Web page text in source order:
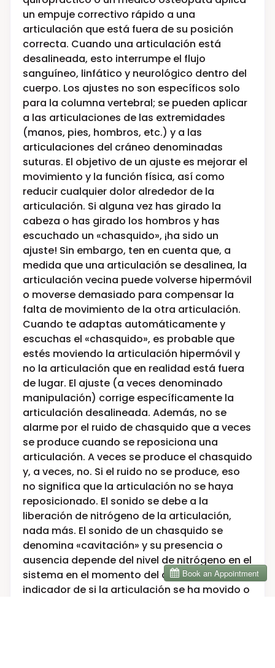
un empuje correctivo rápido a una
articulación que está fuera de su posición
correcta. Cuando una articulación está
desalineada, esto interrumpe el flujo
sanguíneo, linfático y neurológico dentro del
cuerpo. Los ajustes no son específicos solo
para la columna vertebral; se pueden aplicar
a las articulaciones de las extremidades
(manos, pies, hombros, etc.) y a las
articulaciones del cráneo denominadas
suturas. El objetivo de un ajuste es mejorar el
movimiento y la función física, así como
reducir cualquier dolor alrededor de la
articulación. Si alguna vez has girado la
cabeza o has girado los hombros y has
escuchado un «chasquido», ¡ha sido un
ajuste! Sin embargo, ten en cuenta que, a
medida que una articulación se desalinea, la
articulación vecina puede volverse hipermóvil
o moverse demasiado para compensar la
falta de movimiento de la otra articulación.
Cuando te adaptas automáticamente y
escuchas el «chasquido», es probable que
estés moviendo la articulación hipermóvil y
no la articulación que en realidad está fuera
de lugar. El ajuste (a veces denominado
manipulación) corrige específicamente la
articulación desalineada. Además, no se
alarme por el ruido de chasquido que a veces
se produce cuando se reposiciona una
articulación. A veces se produce el chasquido
y, a veces, no. Si el ruido no se produce, eso
no significa que la articulación no se haya
reposicionado. El sonido se debe a la
liberación de nitrógeno de la articulación,
nada más. El sonido de un chasquido se
denomina «cavitación» y su presencia o
ausencia depende del nivel de nitrógeno en el
sistema en el momento del ajuste y no es un
indicador de si la articulación se ha movido o